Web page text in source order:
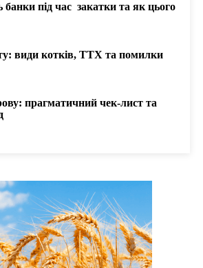
під час закатки та як цього
види котків, ТТХ та помилки
прагматичний чек-лист та